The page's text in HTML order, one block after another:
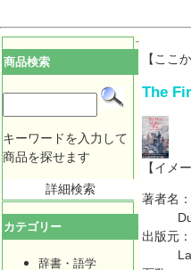
商品検索
キーワードを入力して
商品を探せます
詳細検索
カテゴリー
辞書・語学
【ここ
The
【イメ
著者名：
出版元：